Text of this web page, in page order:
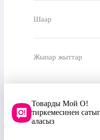
Шаар
Жыпар жыттар
Товарды Мой О!
тиркемесинен
аласыз